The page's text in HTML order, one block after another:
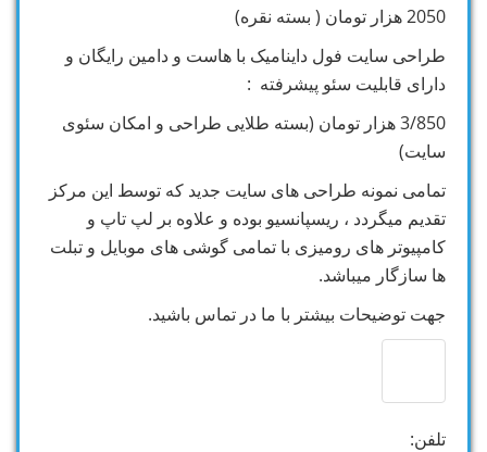
2050 هزار تومان ( بسته نقره)
طراحی سایت فول داینامیک با هاست و دامین رایگان و
دارای قابلیت سئو پیشرفته :
3/850 هزار تومان (بسته طلایی طراحی و امکان سئوی
سایت)
تمامی نمونه طراحی های سایت جدید که توسط این مرکز
تقدیم میگردد ، ریسپانسیو بوده و علاوه بر لپ تاپ و
کامپیوتر های رومیزی با تمامی گوشی های موبایل و تبلت
ها سازگار میباشد.
جهت توضیحات بیشتر با ما در تماس باشید.
تلفن: